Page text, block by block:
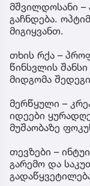
მშვილდოსანი –
გაჩნდება.
მიგიყვანთ.
თხის რქა –
წინსვლის
მიდგომა
მერწყული –
იდეები
მუშაობაზე
თევზები –
გარემო და